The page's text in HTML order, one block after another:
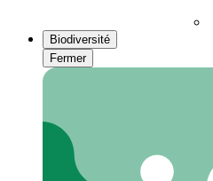
Biodiversité
Fermer